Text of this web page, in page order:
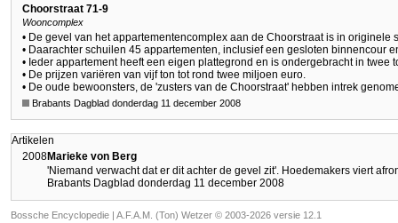
Choorstraat 71-9
Wooncomplex
• De gevel van het appartementencomplex aan de Choorstraat is in originele
• Daarachter schuilen 45 appartementen, inclusief een gesloten binnencour
• Ieder appartement heeft een eigen plattegrond en is ondergebracht in twee
• De prijzen variëren van vijf ton tot rond twee miljoen euro.
• De oude bewoonsters, de 'zusters van de Choorstraat' hebben intrek
Brabants Dagblad donderdag 11 december 2008
Artikelen
2008Marieke von Berg
'Niemand verwacht dat er dit achter de gevel zit'. Hoedemakers viert
Brabants Dagblad donderdag 11 december 2008
Bossche Encyclopedie | A.F.A.M. (Ton) Wetzer © 2003-2026 versie 12.1